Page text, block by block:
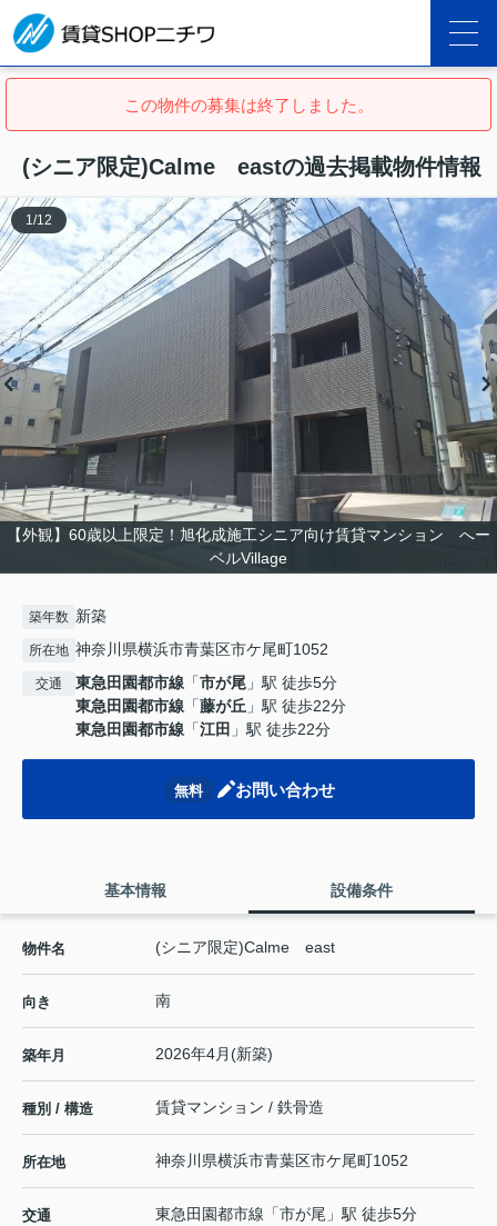
この物件の募集は終了しました。
(シニア限定)Calme eastの過去掲載物件情報
【外観】60歳以上限定！旭化成施工シニア向け賃貸マンション へー
ベルVillage
1 /12
築年数 新築
所在地 神奈川県横浜市青葉区市ケ尾町1052
交通 東急田園都市線 「市が尾 」駅 徒歩5分
東急田園都市線 「藤が丘 」駅 徒歩22分
東急田園都市線 「江田 」駅 徒歩22分
無料 お問い合わせ
基本情報 設備条件
物件名 (シニア限定)Calme east
向き 南
築年月 2026年4月(新築)
種別 / 構造 賃貸マンション / 鉄骨造
所在地 神奈川県横浜市青葉区市ケ尾町1052
交通 東急田園都市線 「市が尾 」駅 徒歩5分